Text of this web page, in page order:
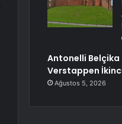
Antonelli Belçika
Verstappen
Ağustos 5, 2026